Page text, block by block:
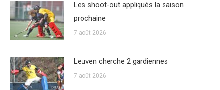
Les shoot-out appliqués la saison
prochaine
7 août 2026
Leuven cherche 2 gardiennes
7 août 2026